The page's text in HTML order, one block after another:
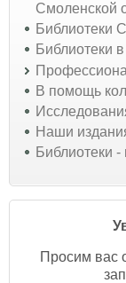
Смоленской
Библиотеки
Библиотеки
В помощь
Наши
Библиотеки
Просим вас